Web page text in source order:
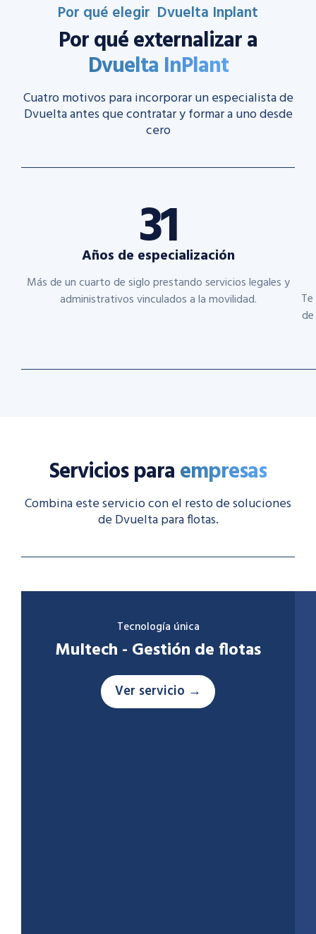
Por qué elegir Dvuelta Inplant
Por qué externalizar a
Dvuelta InPlant
Cuatro motivos para incorporar un especialista de
Dvuelta antes que contratar y formar a uno desde
cero
31
Años de especialización
Más de un cuarto de siglo prestando servicios legales y
administrativos vinculados a la movilidad.
Servicios paraempresas
Combina este servicio con el resto de soluciones
de Dvuelta para flotas.
Tecnología única
Multech - Gestión de flotas
Ver servicio →